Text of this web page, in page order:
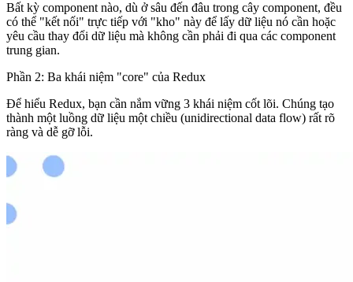
Bất kỳ component nào, dù ở sâu đến đâu trong cây component, đều
có thể "kết nối" trực tiếp với "kho" này để lấy dữ liệu nó cần hoặc
yêu cầu thay đổi dữ liệu mà không cần phải đi qua các component
trung gian.
Phần 2: Ba khái niệm "core" của Redux
Để hiểu Redux, bạn cần nắm vững 3 khái niệm cốt lõi. Chúng tạo
thành một luồng dữ liệu một chiều (unidirectional data flow) rất rõ
ràng và dễ gỡ lỗi.